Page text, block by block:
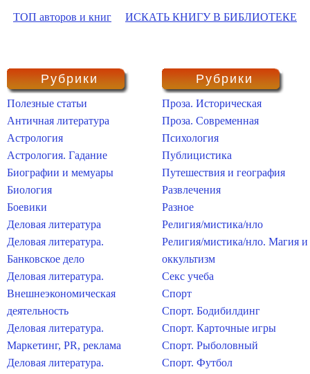
ТОП авторов и книг ИСКАТЬ КНИГУ В БИБЛИОТЕКЕ
Рубрики
Полезные статьи
Античная литература
Астрология
Астрология. Гадание
Биографии и мемуары
Биология
Боевики
Деловая литература
Деловая литература.
Банковское дело
Деловая литература.
Внешнеэкономическая
деятельность
Деловая литература.
Маркетинг, PR, реклама
Деловая литература.
Рубрики
Проза. Историческая
Проза. Современная
Психология
Публицистика
Путешествия и география
Развлечения
Разное
Религия/мистика/нло
Религия/мистика/нло. Магия и
оккультизм
Секс учеба
Спорт
Спорт. Бодибилдинг
Спорт. Карточные игры
Спорт. Рыболовный
Спорт. Футбол